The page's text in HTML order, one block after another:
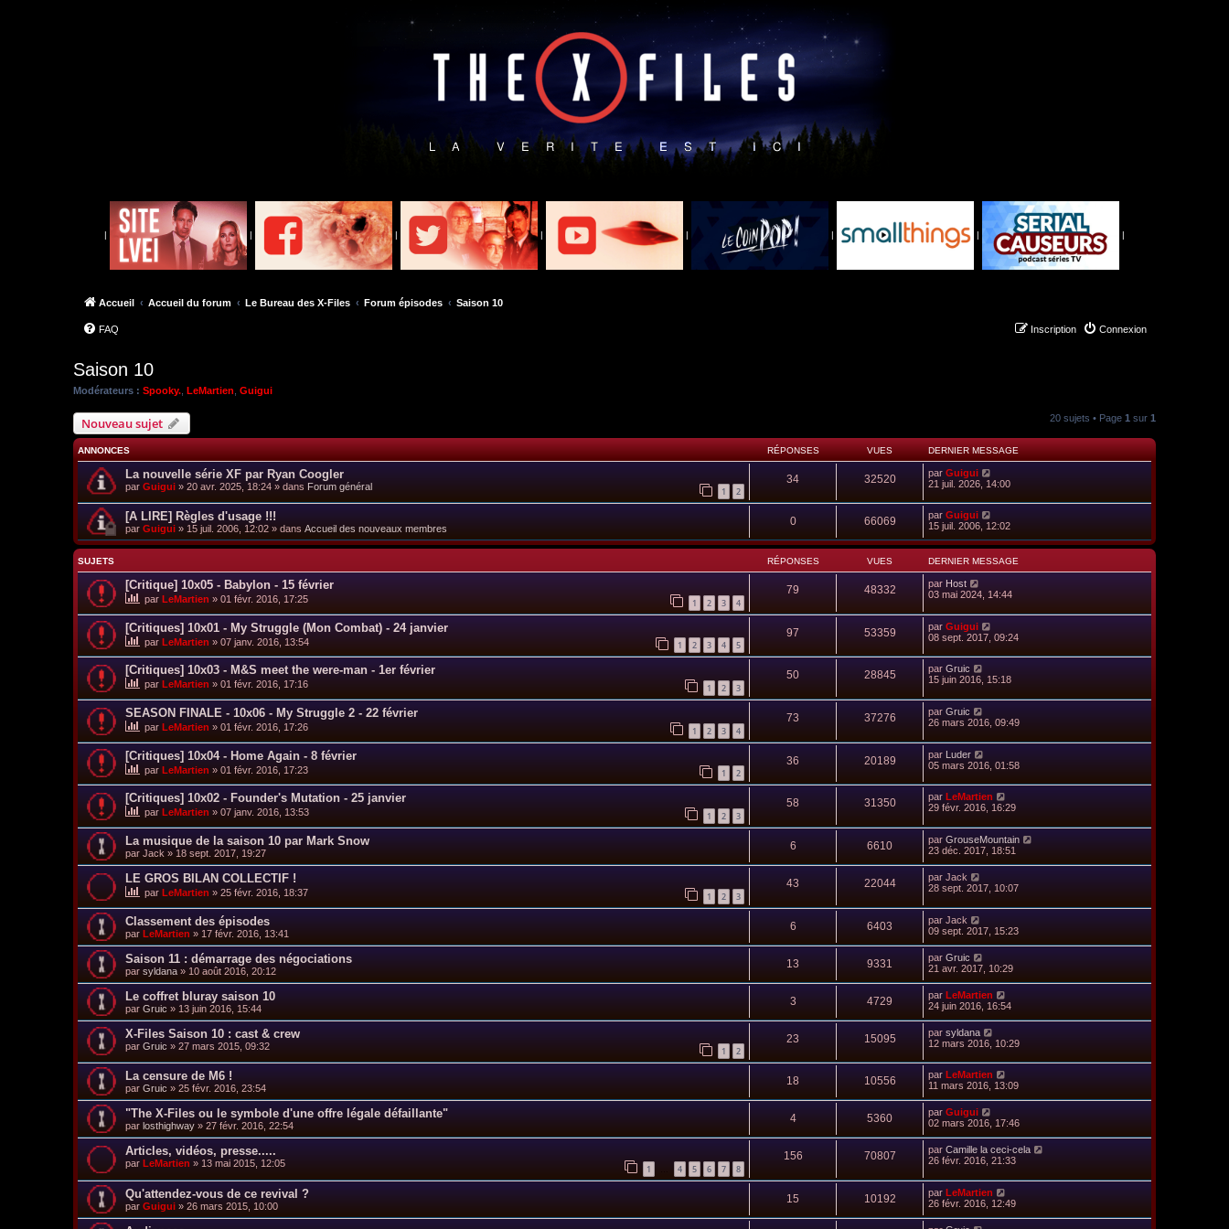
| | | | | | | |
Accueil Accueil du forum Le Bureau des X-Files Forum épisodes Saison 10
FAQ Connexion
Inscription
Saison 10
Modérateurs : Spooky. LeMartien Guigui
Nouveau sujet 20 sujets • Page 1 sur 1
ANNONCES RÉPONSES VUES DERNIER MESSAGE
La nouvelle série XF par Ryan Coogler
par Guigui » 20 avr. 2025, 18:24 » dans Forum général 1 2
34 32520 par Guigui
21 juil. 2026, 14:00
[A LIRE] Règles d'usage !!!
par Guigui » 15 juil. 2006, 12:02 » dans Accueil des nouveaux membres
0 66069 par Guigui
15 juil. 2006, 12:02
SUJETS RÉPONSES VUES DERNIER MESSAGE
[Critique] 10x05 - Babylon - 15 février
par LeMartien » 01 févr. 2016, 17:25 1 2 3 4
79 48332 par Host
03 mai 2024, 14:44
[Critiques] 10x01 - My Struggle (Mon Combat) - 24 janvier
par LeMartien » 07 janv. 2016, 13:54 1 2 3 4 5
97 53359 par Guigui
08 sept. 2017, 09:24
[Critiques] 10x03 - M&S meet the were-man - 1er février
par LeMartien » 01 févr. 2016, 17:16 1 2 3
50 28845 par Gruic
15 juin 2016, 15:18
SEASON FINALE - 10x06 - My Struggle 2 - 22 février
par LeMartien » 01 févr. 2016, 17:26 1 2 3 4
73 37276 par Gruic
26 mars 2016, 09:49
[Critiques] 10x04 - Home Again - 8 février
par LeMartien » 01 févr. 2016, 17:23 1 2
36 20189 par Luder
05 mars 2016, 01:58
[Critiques] 10x02 - Founder's Mutation - 25 janvier
par LeMartien » 07 janv. 2016, 13:53 1 2 3
58 31350 par LeMartien
29 févr. 2016, 16:29
La musique de la saison 10 par Mark Snow
par Jack » 18 sept. 2017, 19:27
6 6610 par GrouseMountain
23 déc. 2017, 18:51
LE GROS BILAN COLLECTIF !
par LeMartien » 25 févr. 2016, 18:37 1 2 3
43 22044 par Jack
28 sept. 2017, 10:07
Classement des épisodes
par LeMartien » 17 févr. 2016, 13:41
6 6403 par Jack
09 sept. 2017, 15:23
Saison 11 : démarrage des négociations
par syldana » 10 août 2016, 20:12
13 9331 par Gruic
21 avr. 2017, 10:29
Le coffret bluray saison 10
par Gruic » 13 juin 2016, 15:44
3 4729 par LeMartien
24 juin 2016, 16:54
X-Files Saison 10 : cast & crew
par Gruic » 27 mars 2015, 09:32 1 2
23 15095 par syldana
12 mars 2016, 10:29
La censure de M6 !
par Gruic » 25 févr. 2016, 23:54
18 10556 par LeMartien
11 mars 2016, 13:09
"The X-Files ou le symbole d'une offre légale défaillante"
par losthighway » 27 févr. 2016, 22:54
4 5360 par Guigui
02 mars 2016, 17:46
Articles, vidéos, presse.....
par LeMartien » 13 mai 2015, 12:05 1 4 5 6 7 8
156 70807 par Camille la ceci-cela
26 févr. 2016, 21:33
Qu'attendez-vous de ce revival ?
par Guigui » 26 mars 2015, 10:00
15 10192 par LeMartien
26 févr. 2016, 12:49